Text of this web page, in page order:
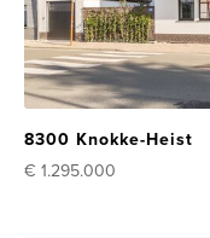
8300 Knokke-Heist
€ 1.295.000